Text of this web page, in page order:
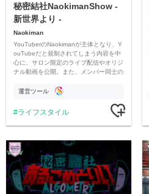
秘密結社NaokimanShow -
新世界より -
Naokiman
YouTuberのNaokimanが主体となり、Y
ouTubeだと規制されてしまう内容を中
心に、サロン限定のライブ配信やオリジ
ナル動画を公開。また、メンバー同士の
ただいています。
運営ツール
ライフスタイル